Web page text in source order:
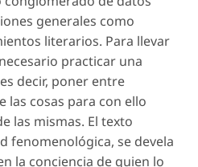
generales como
literarios. Para llevar
practicar una
decir, poner entre
las cosas para con ello
las mismas. El texto
fenomenológica, se devela
la conciencia de quien lo